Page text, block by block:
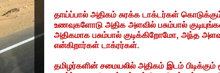
தாய்ப்பால் அதிகம் சுரக்க டாக்டர்கள்
உணவுகளோடு அதிக அளவில் பசும்பால்
அதிகமாக பசும்பால் குடிக்கிறோமோ, அந்த
என்கிறார்கள் டாக்ரர்கள்.
தமிழர்களின் சமையலில் அதிகம் இடம் பிடிக்கும்